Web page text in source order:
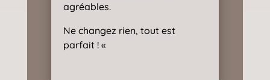
agréables.
Ne changez rien, tout est
parfait ! «